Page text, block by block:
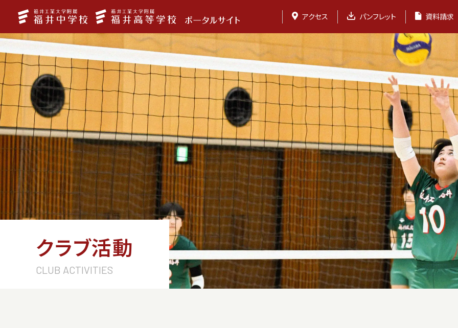
アクセス パンフレット 資料請求
福井中学校・
お知らせ
教育方針
制服紹介
学校紹介動画
レジェンドトーク
ご寄付について
福井中学校
クラブ活動
CLUB ACTIVITIES